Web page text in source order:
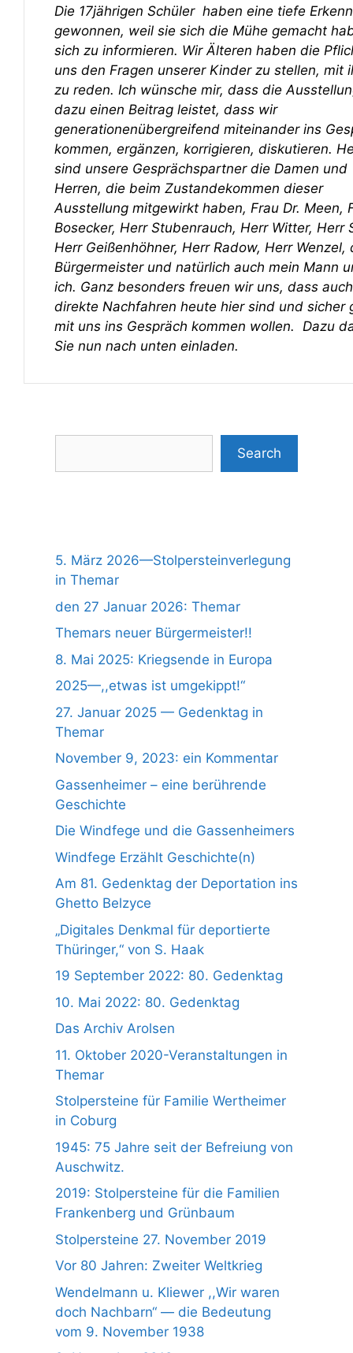
Die 17jährigen Schüler haben eine tiefe
gewonnen, weil sie sich die Mühe gemacht
sich zu informieren. Wir Älteren haben die
uns den Fragen unserer Kinder zu stellen, mit
zu reden. Ich wünsche mir, dass die
dazu einen Beitrag leistet, dass wir
generationenübergreifend miteinander ins
kommen, ergänzen, korrigieren, diskutieren.
sind unsere Gesprächspartner die Damen und
Herren, die beim Zustandekommen dieser
Ausstellung mitgewirkt haben, Frau Dr. Meen,
Bosecker, Herr Stubenrauch, Herr Witter, Herr
Herr Geißenhöhner, Herr Radow, Herr Wenzel,
Bürgermeister und natürlich auch mein Mann
ich. Ganz besonders freuen wir uns, dass auch
direkte Nachfahren heute hier sind und sicher
mit uns ins Gespräch kommen wollen. Dazu
Sie nun nach unten einladen.
Search
5. März 2026—Stolpersteinverlegung
in Themar
den 27 Januar 2026: Themar
Themars neuer Bürgermeister!!
8. Mai 2025: Kriegsende in Europa
2025—,,etwas ist umgekippt!“
27. Januar 2025 — Gedenktag in
Themar
November 9, 2023: ein Kommentar
Gassenheimer – eine berührende
Geschichte
Die Windfege und die Gassenheimers
Windfege Erzählt Geschichte(n)
Am 81. Gedenktag der Deportation ins
Ghetto Belzyce
„Digitales Denkmal für deportierte
Thüringer,“ von S. Haak
19 September 2022: 80. Gedenktag
10. Mai 2022: 80. Gedenktag
Das Archiv Arolsen
11. Oktober 2020-Veranstaltungen in
Themar
Stolpersteine für Familie Wertheimer
in Coburg
1945: 75 Jahre seit der Befreiung von
Auschwitz.
2019: Stolpersteine für die Familien
Frankenberg und Grünbaum
Stolpersteine 27. November 2019
Vor 80 Jahren: Zweiter Weltkrieg
Wendelmann u. Kliewer ,,Wir waren
doch Nachbarn“ — die Bedeutung
vom 9. November 1938